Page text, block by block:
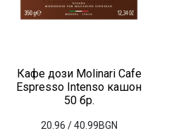
Кафе дози Molinari Cafe
Espresso Intenso кашон
50 бр.
20.96 / 40.99BGN